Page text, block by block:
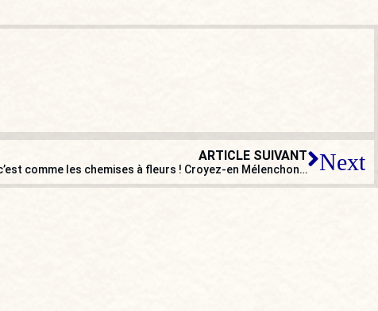
ARTICLE SUIVANT
c’est comme les chemises à fleurs ! Croyez-en Mélenchon… Next